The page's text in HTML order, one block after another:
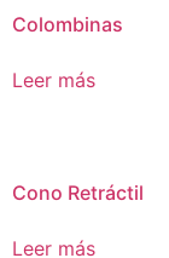
Colombinas
Leer más
Cono Retráctil
Leer más